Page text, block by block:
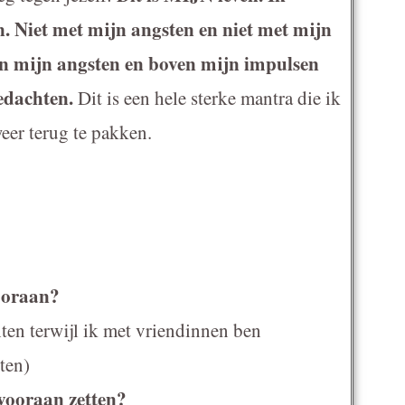
Niet met mijn angsten en niet met mijn
mijn angsten en boven mijn impulsen
Dit is een hele sterke mantra die ik
terug te pakken.
terwijl ik met vriendinnen ben
zetten?